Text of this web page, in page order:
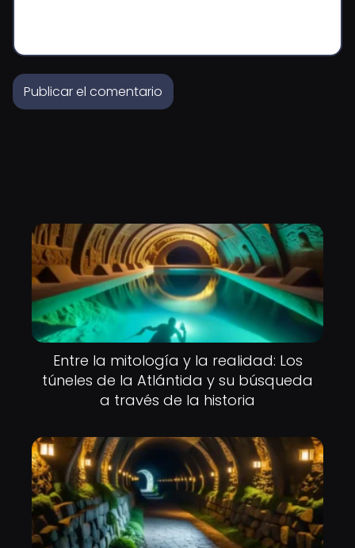
Entre la mitología y la realidad: Los
túneles de la Atlántida y su búsqueda
a través de la historia